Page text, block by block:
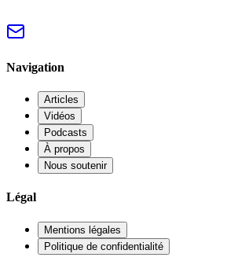
Navigation
Articles
Vidéos
Podcasts
À propos
Nous soutenir
Légal
Mentions légales
Politique de confidentialité